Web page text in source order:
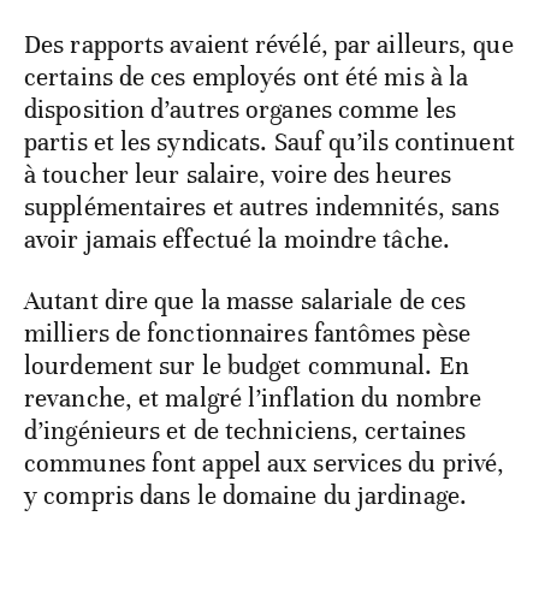
Des rapports avaient révélé, par ailleurs, que
certains de ces employés ont été mis à la
disposition d’autres organes comme les
partis et les syndicats. Sauf qu’ils continuent
à toucher leur salaire, voire des heures
supplémentaires et autres indemnités, sans
avoir jamais effectué la moindre tâche.
Autant dire que la masse salariale de ces
milliers de fonctionnaires fantômes pèse
lourdement sur le budget communal. En
revanche, et malgré l’inflation du nombre
d’ingénieurs et de techniciens, certaines
communes font appel aux services du privé,
y compris dans le domaine du jardinage.